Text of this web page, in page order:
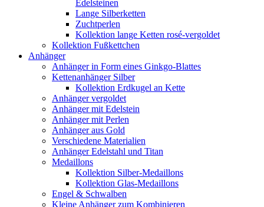
Edelsteinen
Lange Silberketten
Zuchtperlen
Kollektion lange Ketten rosé-vergoldet
Kollektion Fußkettchen
Anhänger
Anhänger in Form eines Ginkgo-Blattes
Kettenanhänger Silber
Kollektion Erdkugel an Kette
Anhänger vergoldet
Anhänger mit Edelstein
Anhänger mit Perlen
Anhänger aus Gold
Verschiedene Materialien
Anhänger Edelstahl und Titan
Medaillons
Kollektion Silber-Medaillons
Kollektion Glas-Medaillons
Engel & Schwalben
Kleine Anhänger zum Kombinieren